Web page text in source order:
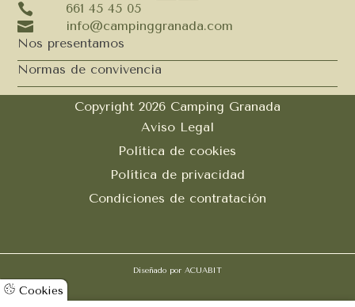
Cookies
 661 45 45 05

info@campinggranada.com
Nos presentamos
Normas de convivencia
Copyright 2026 Camping Granada
Aviso Legal
Política de cookies
Política de privacidad
Condiciones de contratación
Diseñado por ACUABIT